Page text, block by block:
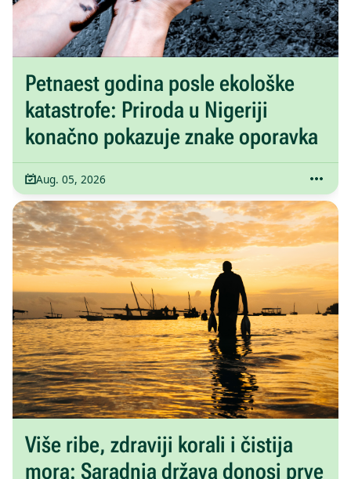
Petnaest godina posle ekološke
katastrofe: Priroda u Nigeriji
konačno pokazuje znake oporavka
Aug. 05, 2026
Više ribe, zdraviji korali i čistija
mora: Saradnja država donosi prve